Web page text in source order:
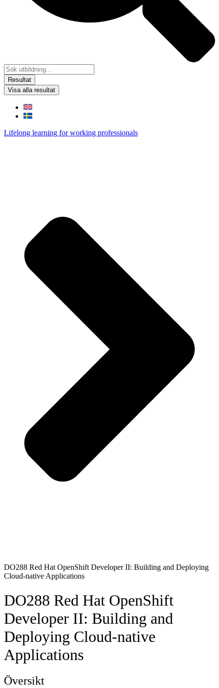
Resultat
Visa alla resultat
Lifelong learning for working professionals
DO288 Red Hat OpenShift Developer II: Building and Deploying
Cloud-native Applications
DO288 Red Hat OpenShift
Developer II: Building and
Deploying Cloud-native
Applications
Översikt